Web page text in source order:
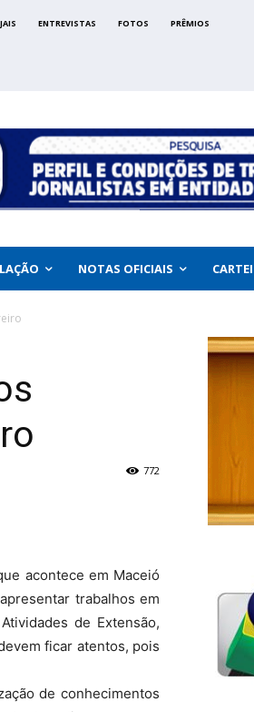
ENTREVISTAS FOTOS PRÊMIOS
NOTAS OFICIAIS
772
acontece em Maceió
trabalhos em
de Extensão,
ficar atentos, pois
de conhecimentos